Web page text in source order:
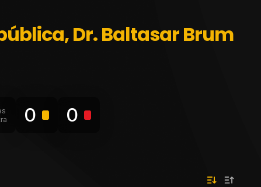
Dr. Baltasar Brum
0 0